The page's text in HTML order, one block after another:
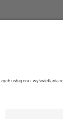
CDMX,
Wszelkie prawa